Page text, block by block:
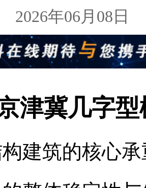
2026年06月08
津冀几字
建筑的核心